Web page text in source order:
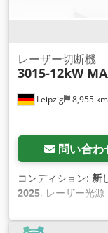
Leipzig 8,955 km
レーザー切断機
3015-12kW
問い合わ
コンディション: 新
2025, レーザー光
3000x1500mm コ
Cypnest+Cypcut レ